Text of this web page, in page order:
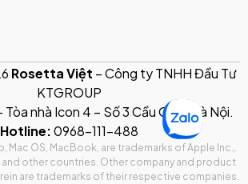
Rosetta Việt – Công ty TNHH Đầu Tư
KTGROUP
Tòa nhà Icon 4 – Số 3 Cầu Giấy, Hà Nội.
Hotline:0968-111-488
Mac OS, MacBook, are trademarks of Apple Inc.,
and other countries. Other company and product
are trademarks of their respective companies.